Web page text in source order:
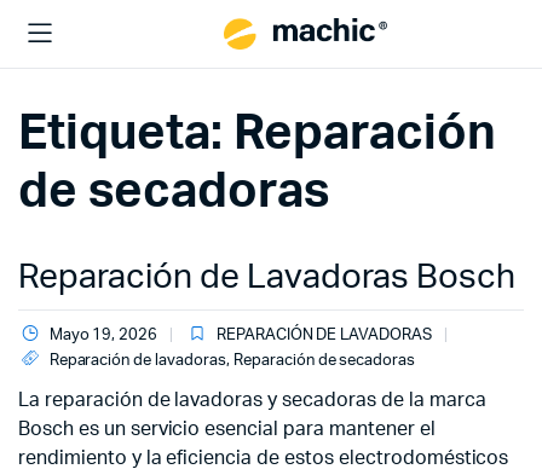
Etiqueta: Reparación
de secadoras
Reparación de Lavadoras Bosch
Mayo 19, 2026
REPARACIÓN DE LAVADORAS
Reparación de lavadoras, Reparación de secadoras
La reparación de lavadoras y secadoras de la marca
Bosch es un servicio esencial para mantener el
rendimiento y la eficiencia de estos electrodomésticos